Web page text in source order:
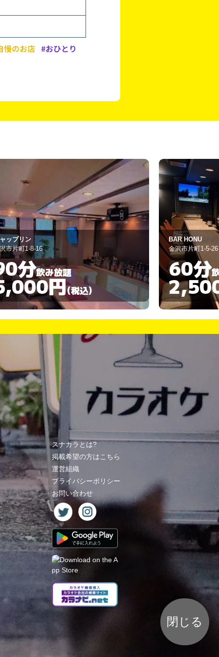
慢のお店 #おひとり
HONU
市片町1-5-26
分飲み放題
円(税込)
お龍
金沢市本町1-8-12
90分
スナカラとは?
掲載希望の方はこちら
運営組織
プライバシーポリシー
お問い合わせ
閉じる